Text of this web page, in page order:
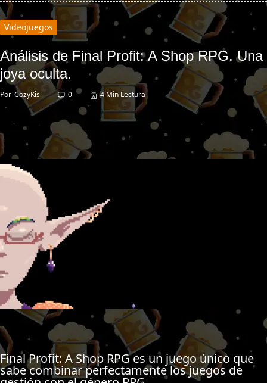
Videojuegos
Análisis de Final Profit: A Shop RPG. Una
joya oculta.
Por CozyKis 0 4 Min Lectura
Final Profit: A Shop RPG es un juego único que
sabe combinar perfectamente los juegos de